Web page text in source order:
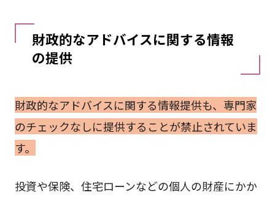
財政的なアドバイスに関する情報
の提供
財政的なアドバイスに関する情報提供も、専門家
のチェックなしに提供することが禁止されていま
す。
投資や保険、住宅ローンなどの個人の財産にかか